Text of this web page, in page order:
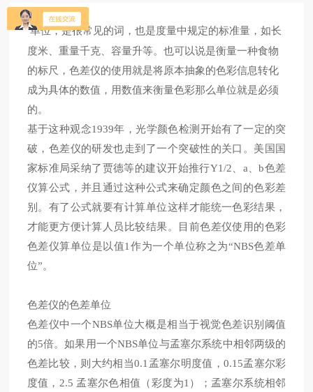
单位，是很常见的词，也是度量中规定的标准量，如长
度米、重量千克、容量升等。也可以说是衡量一种食物
的标尺，色差仪的使用就是将原本抽象的色彩信息转化
成为具体的数值，用数值来衡量色彩那么单位就是必须
的。
基于这种观念1939年，光学颜色检测开始有了一定的突
破，色差仪的研发也走到了一个突破性的关口。美国国
家标准局采纳了贾德等的建议开始推行Y1/2、 a、b色差
仪算公式，并且通过这种公式来确定颜色之间的色彩差
别。有了公式就要有计算单位这样才能统一色彩结果，
才能更方便计算人员比较结果。目前色差仪使用的色彩
色差仪算单位是以值1作为一个单位称之为“NBS色差单
位”。
色差仪的色差单位
色差仪中一个NBS单位大概是相当于视觉色差识别阈值
的5倍。如果用一个NBS单位与孟塞尔系统中相邻两级的
色差比较，则大约相当0.1孟塞尔明度值， 0.15孟塞尔彩
度值， 2.5 孟塞尔色相值（彩度为1）；孟塞尔系统相邻